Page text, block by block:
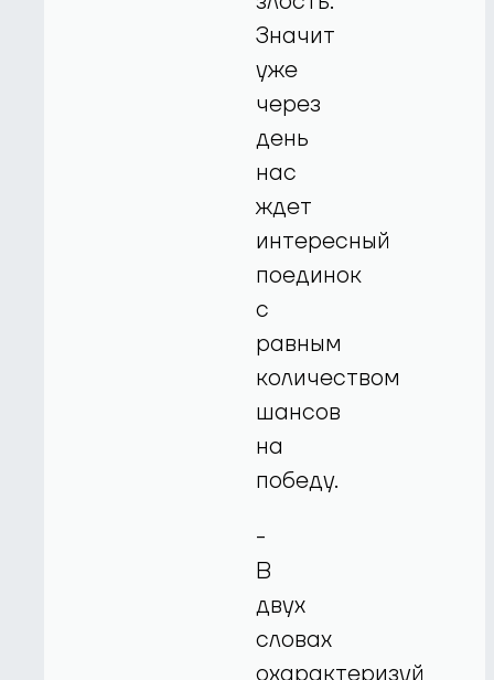
Значит
уже
через
день
нас
ждет
интересный
поединок
с
равным
количеством
шансов
на
победу.
-
В
двух
словах